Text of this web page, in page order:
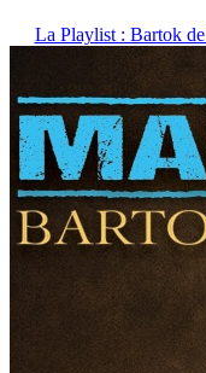
La Playlist : Bartok